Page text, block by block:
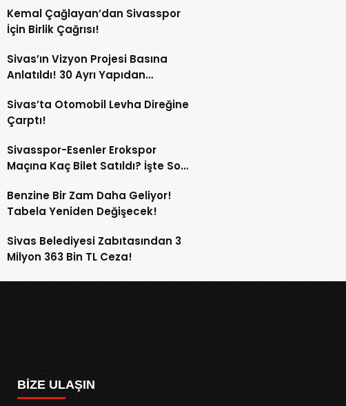
Kemal Çağlayan’dan Sivasspor
İçin Birlik Çağrısı!
Sivas’ın Vizyon Projesi Basına
Anlatıldı! 30 Ayrı Yapıdan
Sivas’ta Otomobil Levha Direğine
Çarptı!
Sivasspor-Esenler Erokspor
Maçına Kaç Bilet Satıldı? İşte Son
Benzine Bir Zam Daha Geliyor!
Tabela Yeniden Değişecek!
Sivas Belediyesi Zabıtasından 3
Milyon 363 Bin TL Ceza!
BİZE ULAŞIN